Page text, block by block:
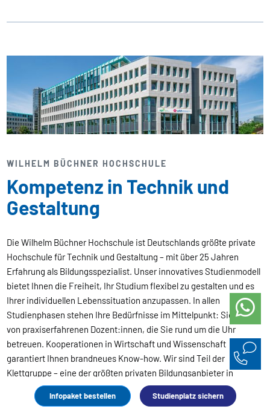
Infopaket bestellen Studienplatz sichern
WILHELM BÜCHNER HOCHSCHULE
Kompetenz in Technik und
Gestaltung
Die Wilhelm Büchner Hochschule ist Deutschlands größte private
Hochschule für Technik und Gestaltung – mit über 25 Jahren
Erfahrung als Bildungsspezialist. Unser innovatives Studienmodell
bietet Ihnen die Freiheit, Ihr Studium flexibel zu gestalten und es
Ihrer individuellen Lebenssituation anzupassen. In allen
Studienphasen stehen Ihre Bedürfnisse im Mittelpunkt: Sie lernen
von praxiserfahrenen Dozent:innen, die Sie rund um die Uhr
betreuen. Kooperationen in Wirtschaft und Wissenschaft
garantiert Ihnen brandneues Know-how. Wir sind Teil der
Klettgruppe – eine der größten privaten Bildungsanbieter in
Europa. So können Sie absolut sicher sein, dass Sie an einer der
renommiertesten Hochschulen studieren.